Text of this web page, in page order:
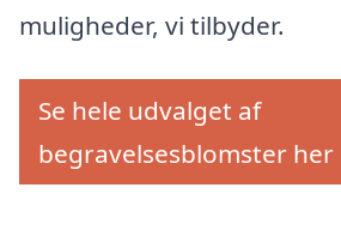
muligheder, vi tilbyder.
Se hele udvalget af
begravelsesblomster her